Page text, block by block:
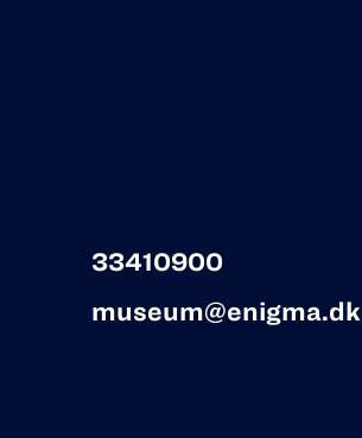
33410900
museum@enigma.dk